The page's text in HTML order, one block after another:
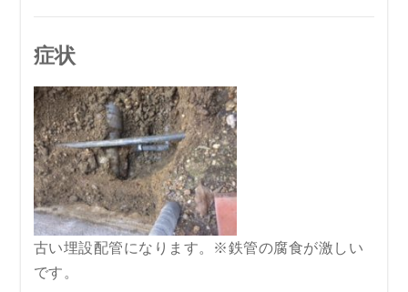
症状
古い埋設配管になります。※鉄管の腐食が激しい
です。